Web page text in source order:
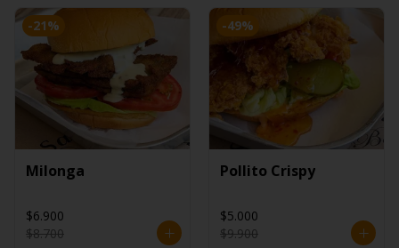
-21%
Milonga
$6.900
$8.700
-49%
Pollito Crispy
$5.000
$9.900